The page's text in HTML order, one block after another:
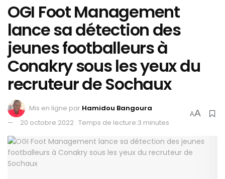
OGI Foot Management
lance sa détection des
jeunes footballeurs à
Conakry sous les yeux du
recruteur de Sochaux
Mis en ligne par Hamidou Bangoura
20 octobre 2022 Temps de lecture:3 minutes
AA